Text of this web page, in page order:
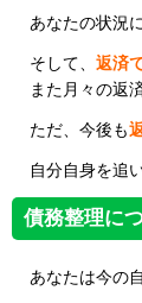
あなたの状況
そして、 返済
また月々の返
ただ、今後も
自分自身を追
債務整理に
あなたは今の